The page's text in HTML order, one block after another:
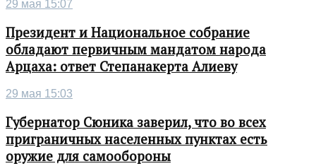
29 мая 15:07
Президент и Национальное собрание
обладают первичным мандатом народа
Арцаха: ответ Степанакерта Алиеву
29 мая 15:03
Губернатор Сюника заверил, что во всех
приграничных населенных пунктах есть
оружие для самообороны